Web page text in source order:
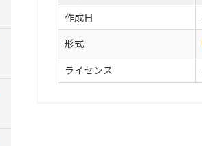
作成日
形式
ライセンス